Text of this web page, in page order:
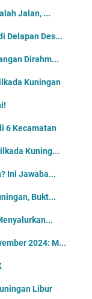
Jalan, ...
Delapan Des...
Dirahm...
Kuningan
6 Kecamatan
Kuning...
Ini Jawaba...
Bukt...
2024: M...
Libur